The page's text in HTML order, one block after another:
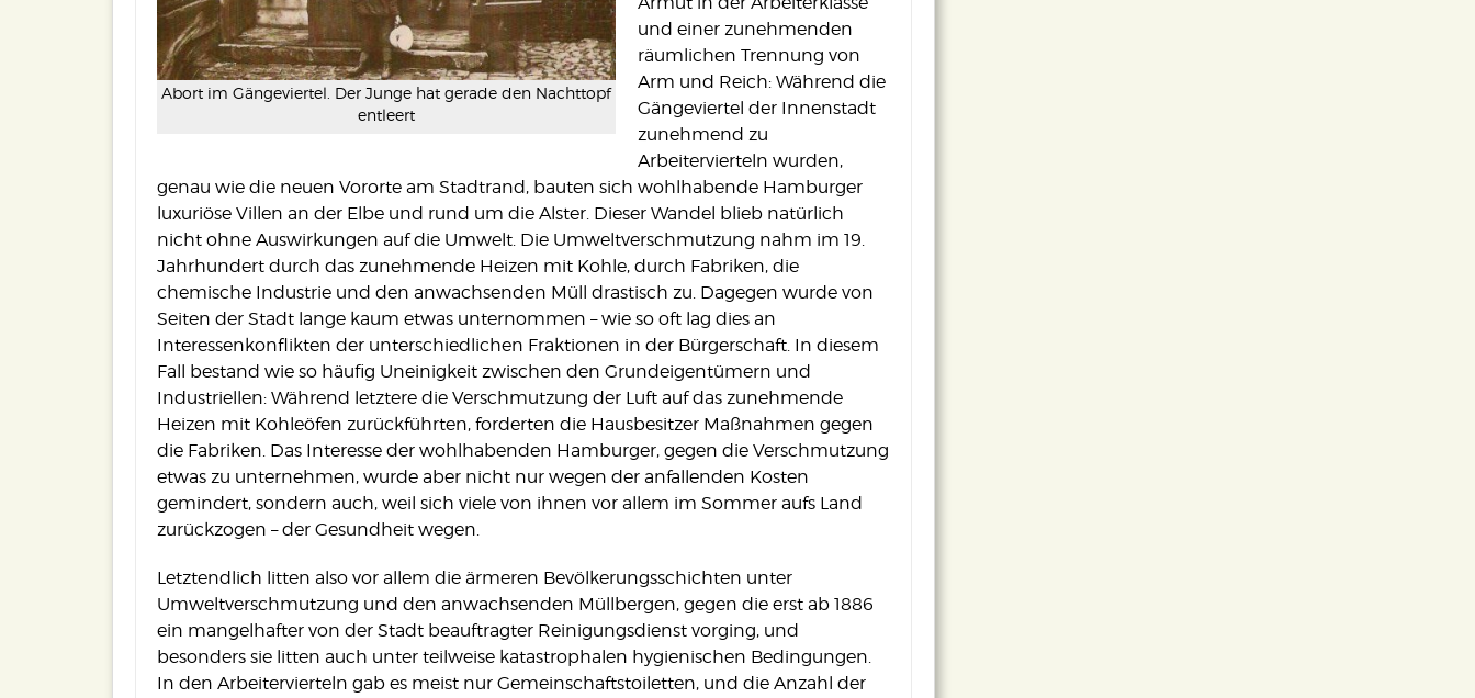
Abort im Gängeviertel. Der Junge hat gerade den Nachttopf
entleert
und einer zunehmenden
räumlichen Trennung von
Arm und Reich: Während die
Gängeviertel der Innenstadt
zunehmend zu
Arbeitervierteln wurden,
genau wie die neuen Vororte am Stadtrand, bauten sich wohlhabende Hamburger
luxuriöse Villen an der Elbe und rund um die Alster. Dieser Wandel blieb natürlich
nicht ohne Auswirkungen auf die Umwelt. Die Umweltverschmutzung nahm im 19.
Jahrhundert durch das zunehmende Heizen mit Kohle, durch Fabriken, die
chemische Industrie und den anwachsenden Müll drastisch zu. Dagegen wurde von
Seiten der Stadt lange kaum etwas unternommen – wie so oft lag dies an
Interessenkonflikten der unterschiedlichen Fraktionen in der Bürgerschaft. In diesem
Fall bestand wie so häufig Uneinigkeit zwischen den Grundeigentümern und
Industriellen: Während letztere die Verschmutzung der Luft auf das zunehmende
Heizen mit Kohleöfen zurückführten, forderten die Hausbesitzer Maßnahmen gegen
die Fabriken. Das Interesse der wohlhabenden Hamburger, gegen die Verschmutzung
etwas zu unternehmen, wurde aber nicht nur wegen der anfallenden Kosten
gemindert, sondern auch, weil sich viele von ihnen vor allem im Sommer aufs Land
zurückzogen – der Gesundheit wegen.
Letztendlich litten also vor allem die ärmeren Bevölkerungsschichten unter
Umweltverschmutzung und den anwachsenden Müllbergen, gegen die erst ab 1886
ein mangelhafter von der Stadt beauftragter Reinigungsdienst vorging, und
besonders sie litten auch unter teilweise katastrophalen hygienischen Bedingungen.
In den Arbeitervierteln gab es meist nur Gemeinschaftstoiletten, und die Anzahl der